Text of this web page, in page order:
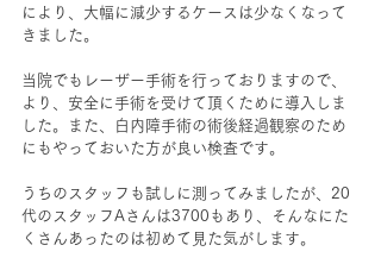
により、大幅に減少するケースは少なくなって
きました。
当院でもレーザー手術を行っておりますので、
より、安全に手術を受けて頂くために導入しま
した。また、白内障手術の術後経過観察のため
にもやっておいた方が良い検査です。
うちのスタッフも試しに測ってみましたが、20
代のスタッフAさんは3700もあり、そんなにた
くさんあったのは初めて見た気がします。